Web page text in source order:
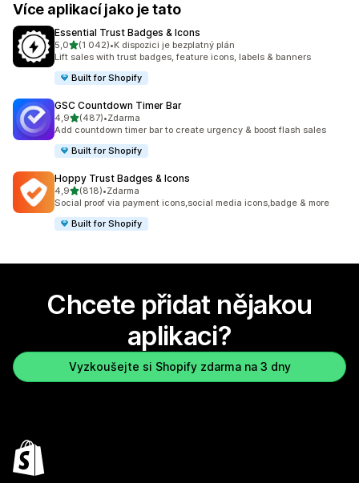
Více aplikací jako je tato
Essential Trust Badges & Icons
5,0z 5 hvězd
(1 042)
Celkový počet recenzí: 1042
•K dispozici je bezplatný plán
Lift sales with trust badges, feature icons, labels & banners
Built for Shopify
GSC Countdown Timer Bar
4,9z 5 hvězd
(487)
Celkový počet recenzí: 487
•Zdarma
Add countdown timer bar to create urgency & boost flash sales
Built for Shopify
Hoppy Trust Badges & Icons
4,9z 5 hvězd
(818)
Celkový počet recenzí: 818
•Zdarma
Social proof via payment icons,social media icons,badge & more
Built for Shopify
Chcete přidat nějakou
aplikaci?
Vyzkoušejte si Shopify zdarma na 3 dny